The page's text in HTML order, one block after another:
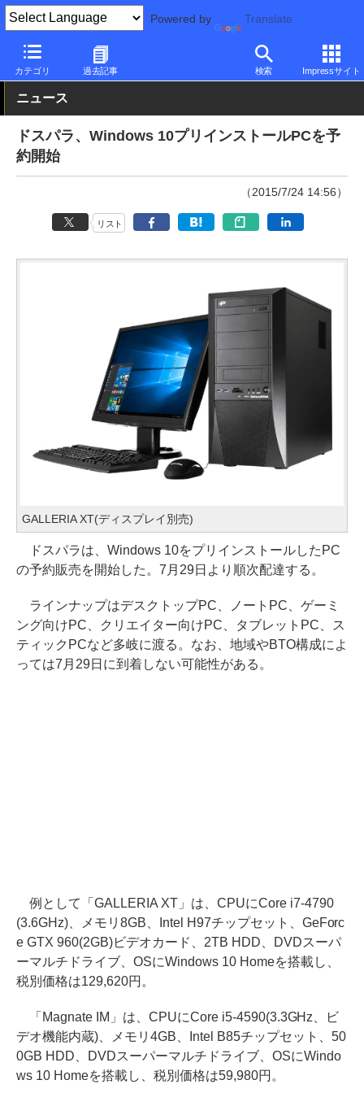
Powered by Translate
カテゴリ 過去記事 検索 Impressサイト
PC Watch パソコン/タブレット/スマートフォン デスクトップパ
ニュース
ドスパラ、Windows 10プリインストールPCを予
約開始
（2015/7/24 14:56）
リスト
GALLERIA XT(ディスプレイ別売)
ドスパラは、Windows 10をプリインストールしたPC
の予約販売を開始した。7月29日より順次配達する。
ラインナップはデスクトップPC、ノートPC、ゲーミ
ング向けPC、クリエイター向けPC、タブレットPC、ス
ティックPCなど多岐に渡る。なお、地域やBTO構成によ
っては7月29日に到着しない可能性がある。
例として「GALLERIA XT」は、CPUにCore i7-4790
(3.6GHz)、メモリ8GB、Intel H97チップセット、GeForc
e GTX 960(2GB)ビデオカード、2TB HDD、DVDスーパ
ーマルチドライブ、OSにWindows 10 Homeを搭載し、
税別価格は129,620円。
「Magnate IM」は、CPUにCore i5-4590(3.3GHz、ビ
デオ機能内蔵)、メモリ4GB、Intel B85チップセット、50
0GB HDD、DVDスーパーマルチドライブ、OSにWindo
ws 10 Homeを搭載し、税別価格は59,980円。